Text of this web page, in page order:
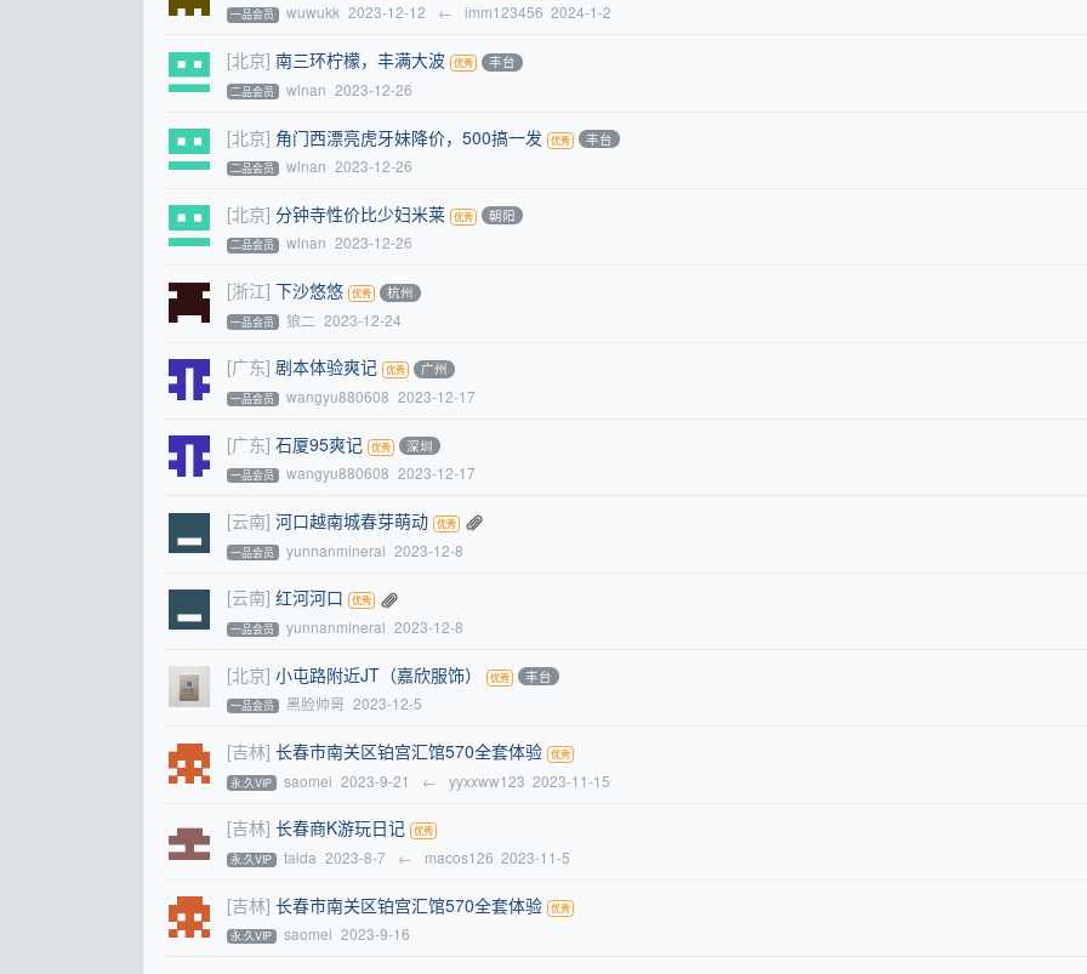
一品会员 wuwukk 2023-12-12 ← imm123456 2024-1-2
[北京] 南三环柠檬，丰满大波 丰台
二品会员 wlnan 2023-12-26
[北京] 角门西漂亮虎牙妹降价，500搞一发 丰台
二品会员 wlnan 2023-12-26
[北京] 分钟寺性价比少妇米莱 朝阳
二品会员 wlnan 2023-12-26
[浙江] 下沙悠悠 杭州
一品会员 狼二 2023-12-24
[广东] 剧本体验爽记 广州
一品会员 wangyu880608 2023-12-17
[广东] 石厦95爽记 深圳
一品会员 wangyu880608 2023-12-17
[云南] 河口越南城春芽萌动
一品会员 yunnanmineral 2023-12-8
[云南] 红河河口
一品会员 yunnanmineral 2023-12-8
[北京] 小屯路附近JT（嘉欣服饰） 丰台
一品会员 黑脸帅哥 2023-12-5
[吉林] 长春市南关区铂宫汇馆570全套体验
永.久VIP saomei 2023-9-21 ← yyxxww123 2023-11-15
[吉林] 长春商K游玩日记
永.久VIP taida 2023-8-7 ← macos126 2023-11-5
[吉林] 长春市南关区铂宫汇馆570全套体验
永.久VIP saomei 2023-9-16